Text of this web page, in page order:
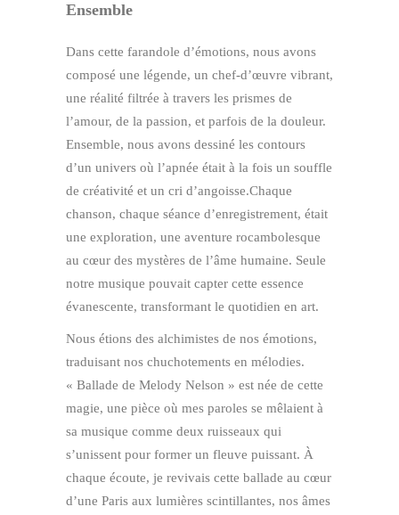
Ensemble
Dans cette farandole d’émotions, nous avons
composé une légende, un chef-d’œuvre vibrant,
une réalité filtrée à travers les prismes de
l’amour, de la passion, et parfois de la douleur.
Ensemble, nous avons dessiné les contours
d’un univers où l’apnée était à la fois un souffle
de créativité et un cri d’angoisse.Chaque
chanson, chaque séance d’enregistrement, était
une exploration, une aventure rocambolesque
au cœur des mystères de l’âme humaine. Seule
notre musique pouvait capter cette essence
évanescente, transformant le quotidien en art.
Nous étions des alchimistes de nos émotions,
traduisant nos chuchotements en mélodies.
« Ballade de Melody Nelson » est née de cette
magie, une pièce où mes paroles se mêlaient à
sa musique comme deux ruisseaux qui
s’unissent pour former un fleuve puissant. À
chaque écoute, je revivais cette ballade au cœur
d’une Paris aux lumières scintillantes, nos âmes